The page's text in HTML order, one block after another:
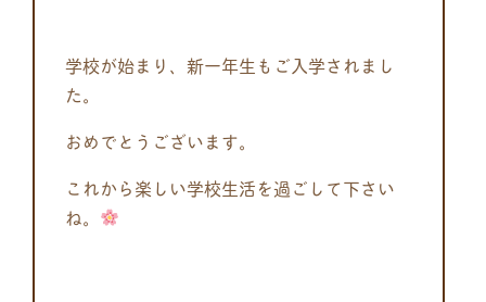
学校が始まり、新一年生もご入学されまし
た。
おめでとうございます。
これから楽しい学校生活を過ごして下さい
ね。